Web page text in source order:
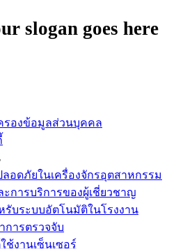
slogan goes here
รองข้อมูลส่วนบุคคล
อดภัยในเครื่องจักรอุตสาหกรรม
การบริการของผู้เชี่ยวชาญ
รับระบบอัตโนมัติในโรงงาน
ารตรวจจับ
ช้งานเซ็นเซอร์